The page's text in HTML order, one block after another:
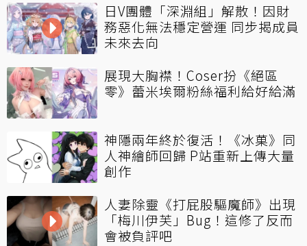
日V團體「深淵組」解散！因財
務惡化無法穩定營運 同步揭成員
未來去向
展現大胸襟！Coser扮《絕區
零》蕾米埃爾粉絲福利給好給滿
神隱兩年終於復活！《冰菓》同
人神繪師回歸 P站重新上傳大量
創作
人妻除靈《打屁股驅魔師》出現
「梅川伊芙」Bug！這修了反而
會被負評吧